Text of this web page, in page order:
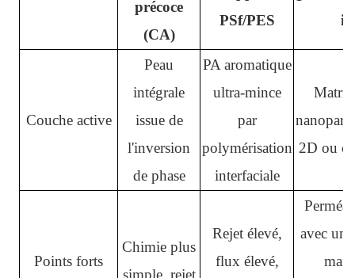
précoce
(CA)
PSf/PES
Couche active
Peau
intégrale
issue de
l'inversion
de phase
PA aromatique
ultra-mince
par
polymérisation
interfaciale
2D ou
Points forts
Chimie plus
simple, rejet
Rejet élevé,
flux élevé,
avec un